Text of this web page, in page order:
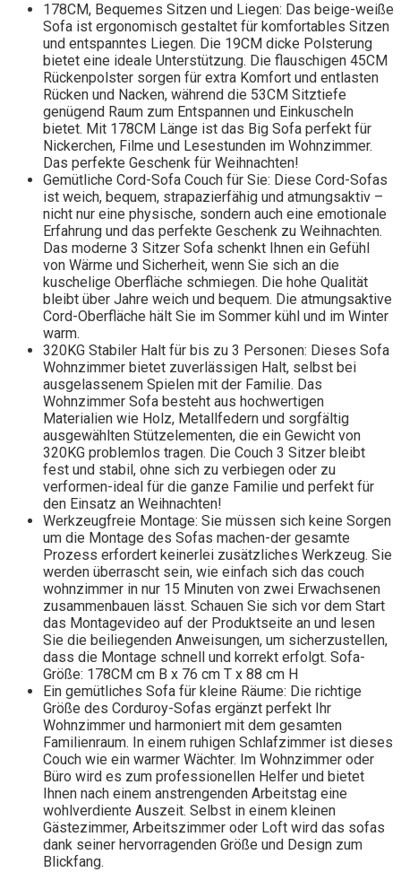
178CM, Bequemes Sitzen und Liegen: Das beige-weiße
Sofa ist ergonomisch gestaltet für komfortables Sitzen
und entspanntes Liegen. Die 19CM dicke Polsterung
bietet eine ideale Unterstützung. Die flauschigen 45CM
Rückenpolster sorgen für extra Komfort und entlasten
Rücken und Nacken, während die 53CM Sitztiefe
genügend Raum zum Entspannen und Einkuscheln
bietet. Mit 178CM Länge ist das Big Sofa perfekt für
Nickerchen, Filme und Lesestunden im Wohnzimmer.
Das perfekte Geschenk für Weihnachten!
Gemütliche Cord-Sofa Couch für Sie: Diese Cord-Sofas
ist weich, bequem, strapazierfähig und atmungsaktiv –
nicht nur eine physische, sondern auch eine emotionale
Erfahrung und das perfekte Geschenk zu Weihnachten.
Das moderne 3 Sitzer Sofa schenkt Ihnen ein Gefühl
von Wärme und Sicherheit, wenn Sie sich an die
kuschelige Oberfläche schmiegen. Die hohe Qualität
bleibt über Jahre weich und bequem. Die atmungsaktive
Cord-Oberfläche hält Sie im Sommer kühl und im Winter
warm.
320KG Stabiler Halt für bis zu 3 Personen: Dieses Sofa
Wohnzimmer bietet zuverlässigen Halt, selbst bei
ausgelassenem Spielen mit der Familie. Das
Wohnzimmer Sofa besteht aus hochwertigen
Materialien wie Holz, Metallfedern und sorgfältig
ausgewählten Stützelementen, die ein Gewicht von
320KG problemlos tragen. Die Couch 3 Sitzer bleibt
fest und stabil, ohne sich zu verbiegen oder zu
verformen-ideal für die ganze Familie und perfekt für
den Einsatz an Weihnachten!
Werkzeugfreie Montage: Sie müssen sich keine Sorgen
um die Montage des Sofas machen-der gesamte
Prozess erfordert keinerlei zusätzliches Werkzeug. Sie
werden überrascht sein, wie einfach sich das couch
wohnzimmer in nur 15 Minuten von zwei Erwachsenen
zusammenbauen lässt. Schauen Sie sich vor dem Start
das Montagevideo auf der Produktseite an und lesen
Sie die beiliegenden Anweisungen, um sicherzustellen,
dass die Montage schnell und korrekt erfolgt. Sofa-
Größe: 178CM cm B x 76 cm T x 88 cm H
Ein gemütliches Sofa für kleine Räume: Die richtige
Größe des Corduroy-Sofas ergänzt perfekt Ihr
Wohnzimmer und harmoniert mit dem gesamten
Familienraum. In einem ruhigen Schlafzimmer ist dieses
Couch wie ein warmer Wächter. Im Wohnzimmer oder
Büro wird es zum professionellen Helfer und bietet
Ihnen nach einem anstrengenden Arbeitstag eine
wohlverdiente Auszeit. Selbst in einem kleinen
Gästezimmer, Arbeitszimmer oder Loft wird das sofas
dank seiner hervorragenden Größe und Design zum
Blickfang.